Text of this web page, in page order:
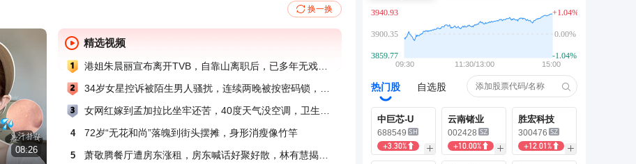
换一换
01:28
12:29
08:26
01:04
01:03
精选视频
4 72岁“无花和尚”落魄到街头摆摊，身形消瘦像竹竿
5
热门股 自选股
中巨芯-U
688549
+3.30%
云南锗业
002428
+10.00%
胜宏科技
300476
+12.01%